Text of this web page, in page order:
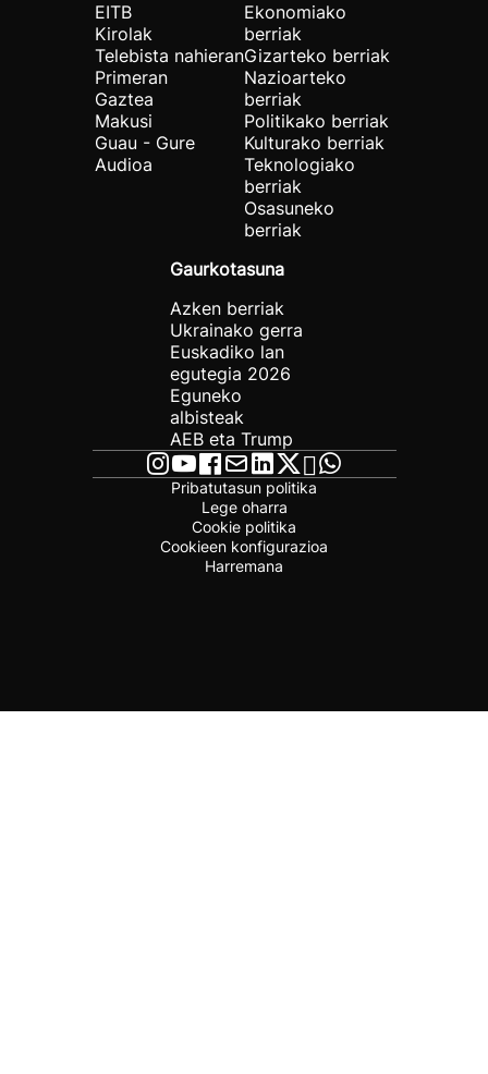
EITB
Kirolak
Telebista nahieran
Primeran
Gaztea
Makusi
Guau - Gure
Audioa
Ekonomiako
berriak
Gizarteko berriak
Nazioarteko
berriak
Politikako berriak
Kulturako berriak
Teknologiako
berriak
Osasuneko
berriak
Gaurkotasuna
Azken berriak
Ukrainako gerra
Euskadiko lan
egutegia 2026
Eguneko
albisteak
AEB eta Trump
Pribatutasun politika
Lege oharra
Cookie politika
Cookieen konfigurazioa
Harremana